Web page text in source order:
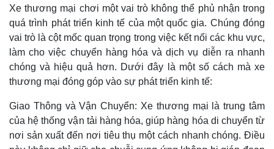
Xe thương mại chơi một vai trò không thể phủ nhận trong
quá trình phát triển kinh tế của một quốc gia. Chúng đóng
vai trò là cột mốc quan trọng trong việc kết nối các khu vực,
làm cho việc chuyển hàng hóa và dịch vụ diễn ra nhanh
chóng và hiệu quả hơn. Dưới đây là một số cách mà xe
thương mại đóng góp vào sự phát triển kinh tế:
Giao Thông và Vận Chuyển: Xe thương mại là trung tâm
của hệ thống vận tải hàng hóa, giúp hàng hóa di chuyển từ
nơi sản xuất đến nơi tiêu thụ một cách nhanh chóng. Điều